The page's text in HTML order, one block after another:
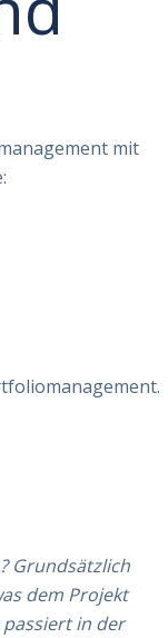
mit
Grundsätzlich
dem Projekt
passiert in der